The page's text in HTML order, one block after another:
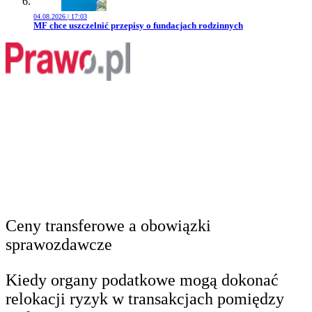
04.08.2026 | 17:03
Przejdź do artykułu:
MF chce uszczelnić przepisy o fundacjach rodzinnych
Ceny transferowe a obowiązki
sprawozdawcze
Kiedy organy podatkowe mogą dokonać
relokacji ryzyk w transakcjach pomiędzy